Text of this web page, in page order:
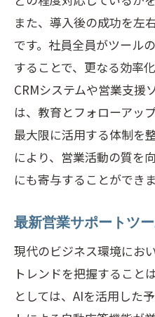
また、導入後の成功を左
です。社員全員がツール
することで、更なる効率
CRMシステムや営業支援
は、教育とフォローアッ
最大限に活用する体制を
により、営業活動の質を
にも寄与することができま
最新営業サポートツ
現代のビジネス環境にお
トレンドを把握すること
としては、AIを活用した